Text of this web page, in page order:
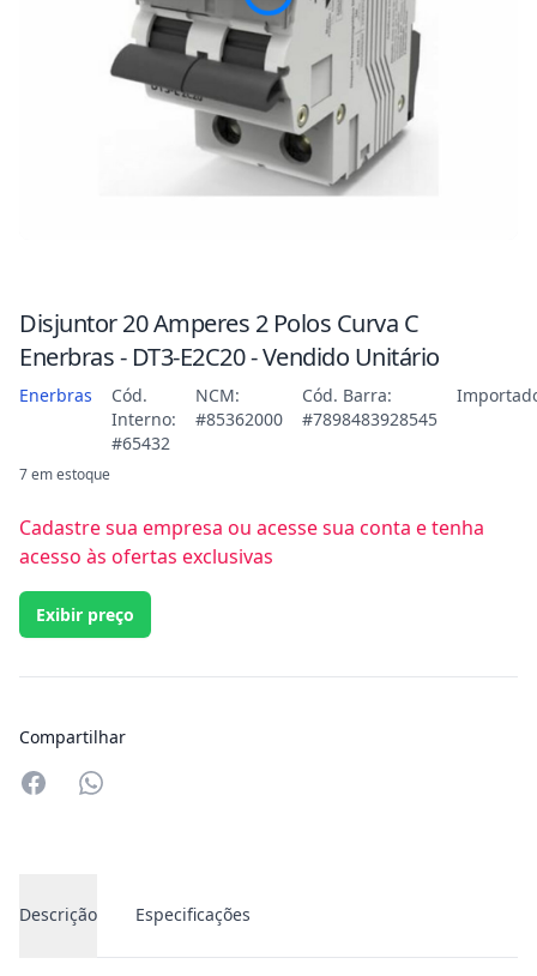
Disjuntor 20 Amperes 2 Polos Curva C
Enerbras - DT3-E2C20 - Vendido Unitário
Enerbras
Cód.
Interno:
#65432
NCM:
#85362000
Cód. Barra:
#7898483928545
7 em estoque
Cadastre sua empresa ou acesse sua conta e tenha
acesso às ofertas exclusivas
Exibir preço
Compartilhar
Compartilhar no Whatsapp
Descrição Especificações